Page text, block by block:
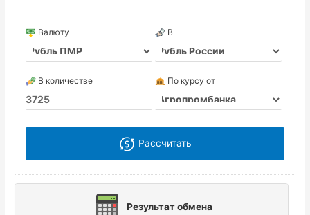
Валюту В
В количестве По курсу от
Рассчитать
Результат обмена